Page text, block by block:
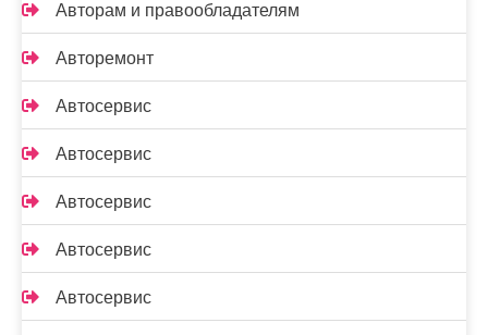
Авторам и правообладателям
Авторемонт
Автосервис
Автосервис
Автосервис
Автосервис
Автосервис